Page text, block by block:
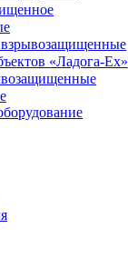
«Ладога-Ex»